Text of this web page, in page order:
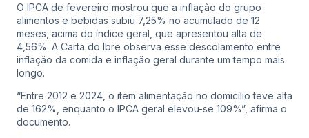
O IPCA de fevereiro mostrou que a inflação do grupo
alimentos e bebidas subiu 7,25% no acumulado de 12
meses, acima do índice geral, que apresentou alta de
4,56%. A Carta do Ibre observa esse descolamento entre
inflação da comida e inflação geral durante um tempo mais
longo.
“Entre 2012 e 2024, o item alimentação no domicílio teve alta
de 162%, enquanto o IPCA geral elevou-se 109%”, afirma o
documento.